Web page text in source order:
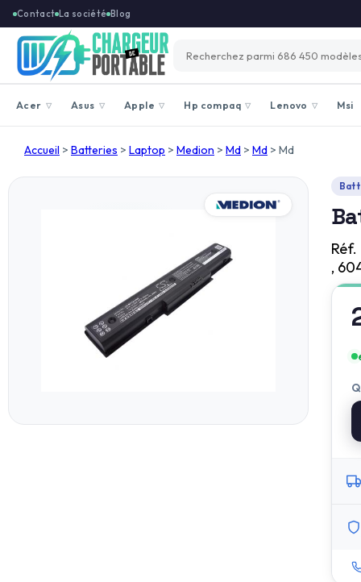
Contact La société Blog
Acer ▽ Asus ▽ Apple ▽ Hp compaq ▽ Lenovo ▽ Msi
Accueil > Batteries > Laptop > Medion > Md > Md > Md
,